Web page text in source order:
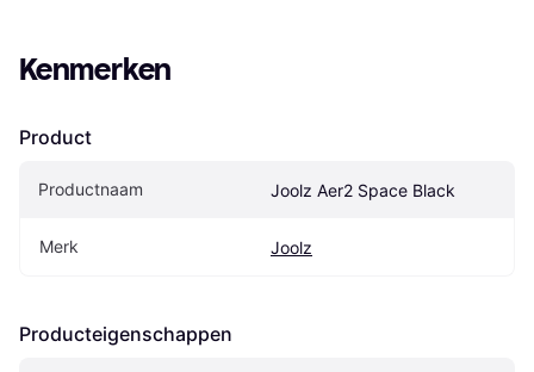
Kenmerken
Product
Productnaam Joolz Aer2 Space Black
Merk Joolz
Producteigenschappen